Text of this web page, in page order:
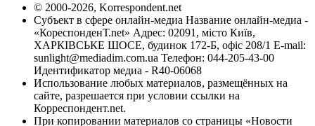
© 2000-2026, Korrespondent.net
Субъект в сфере онлайн-медиа Название онлайн-медиа -
«КореспонденТ.net» Адрес: 02091, місто Київ,
ХАРКІВСЬКЕ ШОСЕ, будинок 172-Б, офіс 208/1 E-mail:
sunlight@mediadim.com.ua Телефон: 044-205-43-00
Идентификатор медиа - R40-06068
Использование любых материалов, размещённых на
сайте, разрешается при условии ссылки на
Корреспондент.net.
При копировании материалов со страницы «Новости